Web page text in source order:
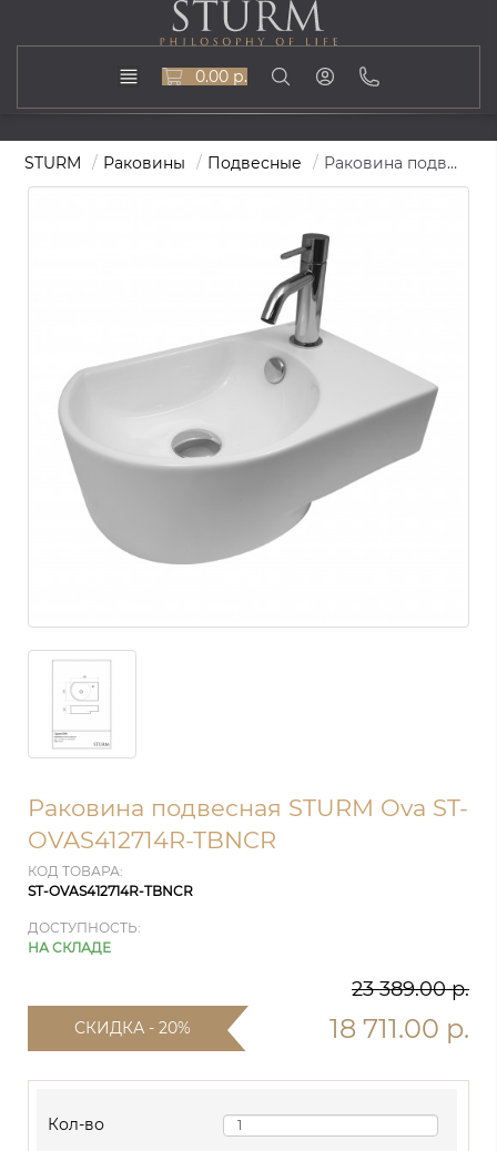
0.00 р.
STURM Раковины Подвесные Раковина подвесная OVA, 41x27, правая, белая, ST-OVAS412714R-TBNCR
Раковина подвесная STURM Ova ST-
OVAS412714R-TBNCR
КОД ТОВАРА:
ST-OVAS412714R-TBNCR
ДОСТУПНОСТЬ:
НА СКЛАДЕ
23 389.00 р.
СКИДКА - 20% 18 711.00 р.
Кол-во